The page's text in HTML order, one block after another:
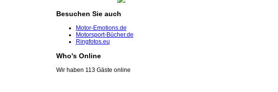
Besuchen Sie auch
Motor-Emotions.de
Motorsport-Bücher.de
Ringfotos.eu
Who'sOnline
Wir haben 113 Gäste online